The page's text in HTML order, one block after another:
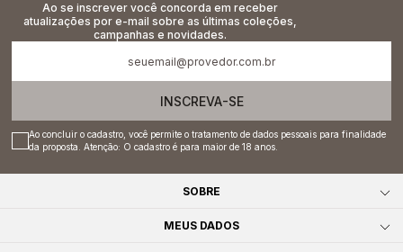
Ao se inscrever você concorda em receber
atualizações por e-mail sobre as últimas coleções,
campanhas e novidades.
INSCREVA-SE
Ao concluir o cadastro, você permite o tratamento de dados pessoais para finalidade
da proposta. Atenção: O cadastro é para maior de 18 anos.
SOBRE
MEUS DADOS